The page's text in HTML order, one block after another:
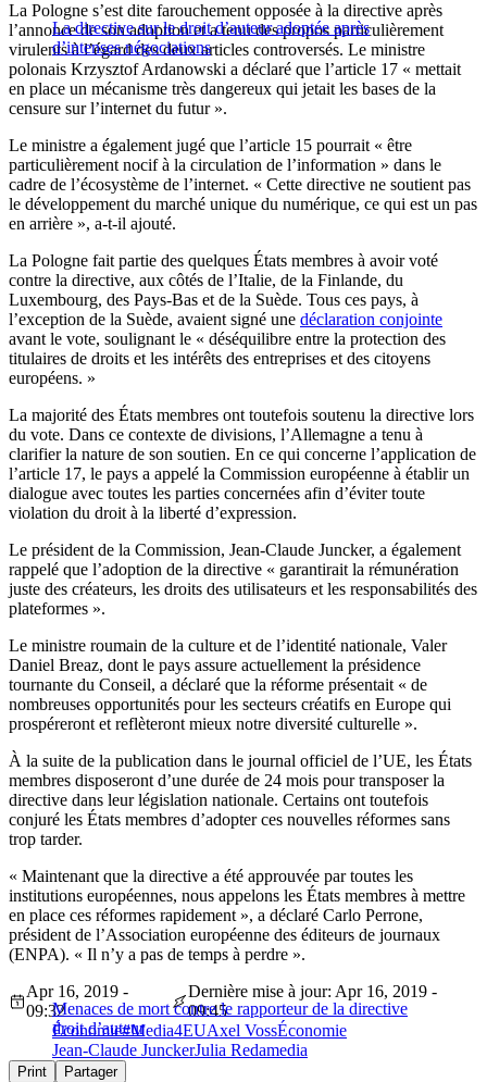
La directive sur le droit d’auteur adoptée après
d’intenses négociations
La Pologne s’est dite farouchement opposée à la directive après
l’annonce de son adoption et a tenu des propos particulièrement
virulents à l’égard des deux articles controversés. Le ministre
polonais Krzysztof Ardanowski a déclaré que l’article 17 « mettait
en place un mécanisme très dangereux qui jetait les bases de la
censure sur l’internet du futur ».
Le ministre a également jugé que l’article 15 pourrait « être
particulièrement nocif à la circulation de l’information » dans le
cadre de l’écosystème de l’internet. « Cette directive ne soutient pas
le développement du marché unique du numérique, ce qui est un pas
en arrière », a-t-il ajouté.
La Pologne fait partie des quelques États membres à avoir voté
contre la directive, aux côtés de l’Italie, de la Finlande, du
Luxembourg, des Pays-Bas et de la Suède. Tous ces pays, à
l’exception de la Suède, avaient signé une déclaration conjointe
avant le vote, soulignant le « déséquilibre entre la protection des
titulaires de droits et les intérêts des entreprises et des citoyens
européens. »
La majorité des États membres ont toutefois soutenu la directive lors
du vote. Dans ce contexte de divisions, l’Allemagne a tenu à
clarifier la nature de son soutien. En ce qui concerne l’application de
l’article 17, le pays a appelé la Commission européenne à établir un
dialogue avec toutes les parties concernées afin d’éviter toute
violation du droit à la liberté d’expression.
Le président de la Commission, Jean-Claude Juncker, a également
rappelé que l’adoption de la directive « garantirait la rémunération
juste des créateurs, les droits des utilisateurs et les responsabilités des
plateformes ».
Le ministre roumain de la culture et de l’identité nationale, Valer
Daniel Breaz, dont le pays assure actuellement la présidence
tournante du Conseil, a déclaré que la réforme présentait « de
nombreuses opportunités pour les secteurs créatifs en Europe qui
prospéreront et reflèteront mieux notre diversité culturelle ».
À la suite de la publication dans le journal officiel de l’UE, les États
membres disposeront d’une durée de 24 mois pour transposer la
directive dans leur législation nationale. Certains ont toutefois
conjuré les États membres d’adopter ces nouvelles réformes sans
trop tarder.
« Maintenant que la directive a été approuvée par toutes les
institutions européennes, nous appelons les États membres à mettre
en place ces réformes rapidement », a déclaré Carlo Perrone,
président de l’Association européenne des éditeurs de journaux
(ENPA). « Il n’y a pas de temps à perdre ».
Menaces de mort contre le rapporteur de la directive
droit d’auteur
Apr 16, 2019 -
09:32
Dernière mise à jour: Apr 16, 2019 -
09:45
Économie#Media4EUAxel VossÉconomie
Jean-Claude JunckerJulia Redamedia
Print Partager